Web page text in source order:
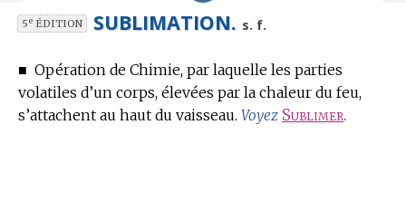
5eÉDITION SUBLIMATION. s. f.
■ Opération de Chimie, par laquelle les parties
volatiles d’un corps, élevées par la chaleur du feu,
s’attachent au haut du vaisseau. Voyez Sublimer.